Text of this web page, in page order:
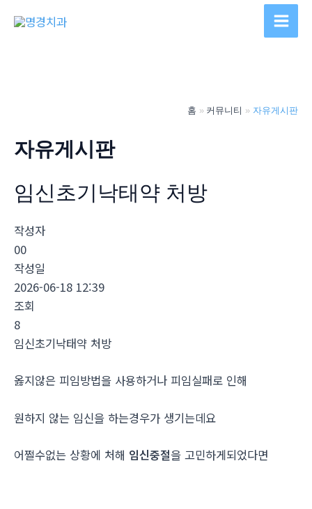
Main
홈 커뮤니티 자유게시판
자유게시판
임신초기낙­태약 처방
작성자
00
작성일
2026-06-18 12:39
조회
8
임신초기낙­태약 처방
옳지않은 피임방법을 사용하거나 피임실패로 인해
원하지 않는 임신을 하는경우가 생기는데요
어쩔수없는 상황에 처해 임신중절을 고민하게되었다면